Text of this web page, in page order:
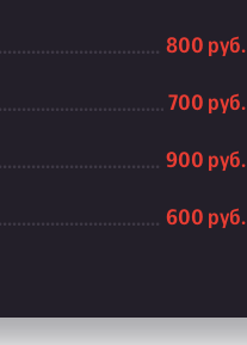
800 руб.
700 руб.
900 руб.
600 руб.